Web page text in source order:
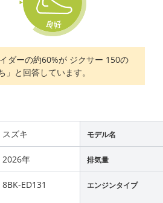
ダーの約60%が ジクサー 150の
と回答しています。
スズキ モデル名
2026年 排気量
8BK-ED131 エンジンタイプ